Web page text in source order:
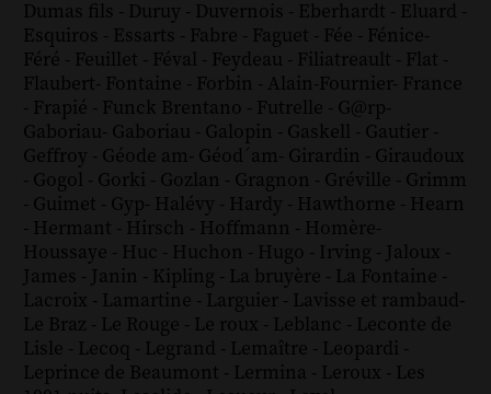
Dumas fils - Duruy - Duvernois - Eberhardt - Eluard -
Esquiros - Essarts - Fabre - Faguet - Fée - Fénice-
Féré - Feuillet - Féval - Feydeau - Filiatreault - Flat -
Flaubert- Fontaine - Forbin - Alain-Fournier- France
- Frapié - Funck Brentano - Futrelle - G@rp-
Gaboriau- Gaboriau - Galopin - Gaskell - Gautier -
Geffroy - Géode am- Géod´am- Girardin - Giraudoux
- Gogol - Gorki - Gozlan - Gragnon - Gréville - Grimm
- Guimet - Gyp- Halévy - Hardy - Hawthorne - Hearn
- Hermant - Hirsch - Hoffmann - Homère-
Houssaye - Huc - Huchon - Hugo - Irving - Jaloux -
James - Janin - Kipling - La bruyère - La Fontaine -
Lacroix - Lamartine - Larguier - Lavisse et rambaud-
Le Braz - Le Rouge - Le roux - Leblanc - Leconte de
Lisle - Lecoq - Legrand - Lemaître - Leopardi -
Leprince de Beaumont - Lermina - Leroux - Les